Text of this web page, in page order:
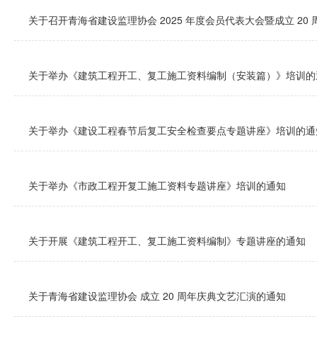
关于召开青海省建设监理协会 2025 年度会员代表大会暨成立 20
关于举办《建筑工程开工、复工施工资料编制（安装篇）》培训
关于举办《建设工程春节后复工安全检查要点专题讲座》培训的
关于举办《市政工程开复工施工资料专题讲座》培训的通知
关于开展《建筑工程开工、复工施工资料编制》专题讲座的通知
关于青海省建设监理协会 成立 20 周年庆典文艺汇演的通知